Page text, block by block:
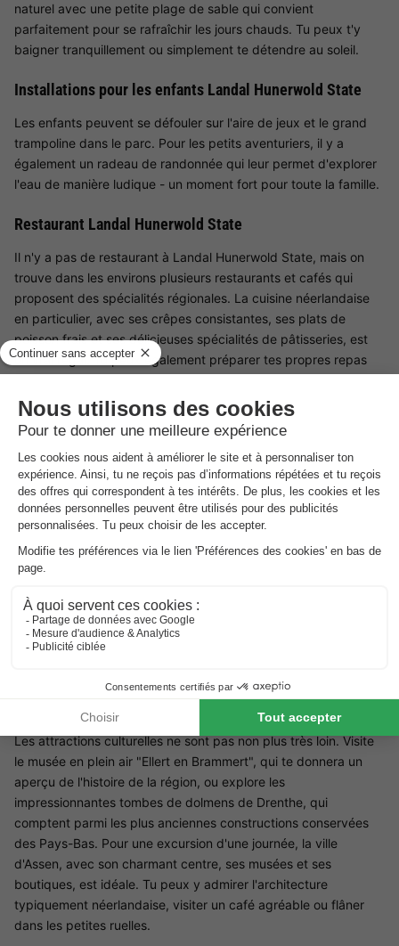
naturel avec une petite plage de sable qui convient
parfaitement pour se rafraîchir les jours chauds. Tu peux t'y
baigner tranquillement ou simplement te détendre au soleil.
Installations pour les enfants Landal Hunerwold State
Les enfants peuvent se défouler sur l'aire de jeux et le grand
trampoline dans le parc. Pour les petits aventuriers, il y a
également un radeau de randonnée qui leur permet d'explorer
l'eau de manière ludique - un moment fort pour toute la famille.
Restaurant Landal Hunerwold State
Il n'y a pas de restaurant à Landal Hunerwold State, mais on
trouve dans les environs plusieurs restaurants et cafés qui
proposent des spécialités régionales. La cuisine néerlandaise
en particulier, avec ses crêpes consistantes, ses plats de
poisson frais et ses délicieuses spécialités de pâtisseries, est
un vrai régal. Tu peux également préparer tes propres repas
Un service de livraison de petits pains te permet de profiter de
produits frais le matin sans devoir quitter le parc. Tu peux ainsi
commencer la journée en toute décontraction et savourer ton
petit-déjeuner avec une vue sur la nature verdoyante.
Les environs de Landal Hunerwold State
Les environs de Landal Hunerwold State offrent de
nombreuses possibilités d'activités de plein air et de
découverte de la nature. Le parc national Drents-Friese Wold,
l'une des plus grandes réserves naturelles des Pays-Bas, se
trouve juste à côté. Tu peux y faire des randonnées à pied ou à
vélo sur des sentiers bien balisés et découvrir des landes, des
peuvent explorer la région sur les nombreuses pistes cyclables
et découvrir ainsi de près la faune et la flore impressionnantes.
Les attractions culturelles ne sont pas non plus très loin. Visite
le musée en plein air "Ellert en Brammert", qui te donnera un
aperçu de l'histoire de la région, ou explore les
impressionnantes tombes de dolmens de Drenthe, qui
comptent parmi les plus anciennes constructions conservées
des Pays-Bas. Pour une excursion d'une journée, la ville
d'Assen, avec son charmant centre, ses musées et ses
boutiques, est idéale. Tu peux y admirer l'architecture
typiquement néerlandaise, visiter un café agréable ou flâner
dans les petites ruelles.